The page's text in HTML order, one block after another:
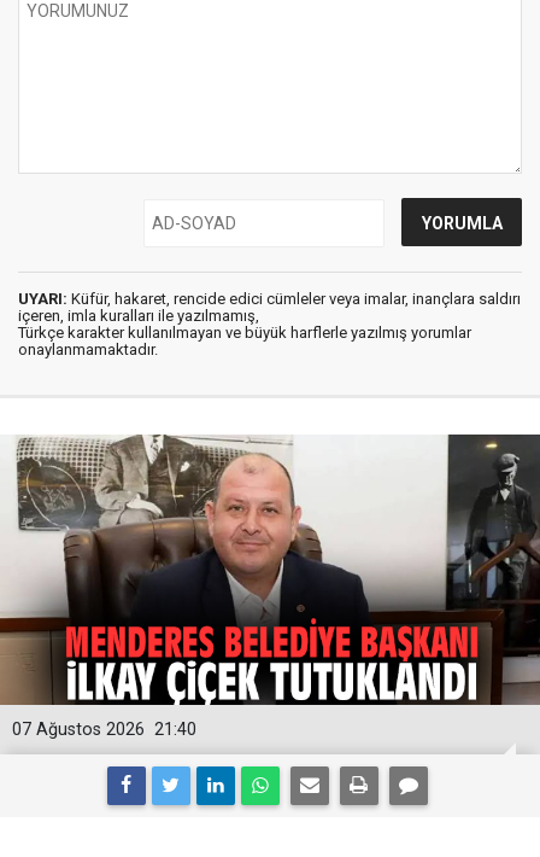
UYARI: Küfür, hakaret, rencide edici cümleler veya imalar, inançlara saldırı
içeren, imla kuralları ile yazılmamış,
Türkçe karakter kullanılmayan ve büyük harflerle yazılmış yorumlar
onaylanmamaktadır.
21:40
07 Ağustos 2026